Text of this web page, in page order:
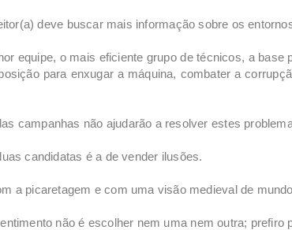
deve buscar mais informação sobre os
equipe, o mais eficiente grupo de técnicos, a base
para enxugar a máquina, combater a
campanhas não ajudarão a resolver estes
candidatas é a de vender ilusões.
a picaretagem e com uma visão medieval de
não é escolher nem uma nem outra; prefiro